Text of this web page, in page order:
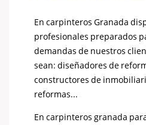
En carpinteros Granada
profesionales preparados
demandas de nuestros
sean: diseñadores de
constructores de
reformas...
En carpinteros granada